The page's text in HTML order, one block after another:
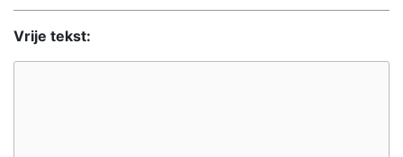
Vrije tekst: